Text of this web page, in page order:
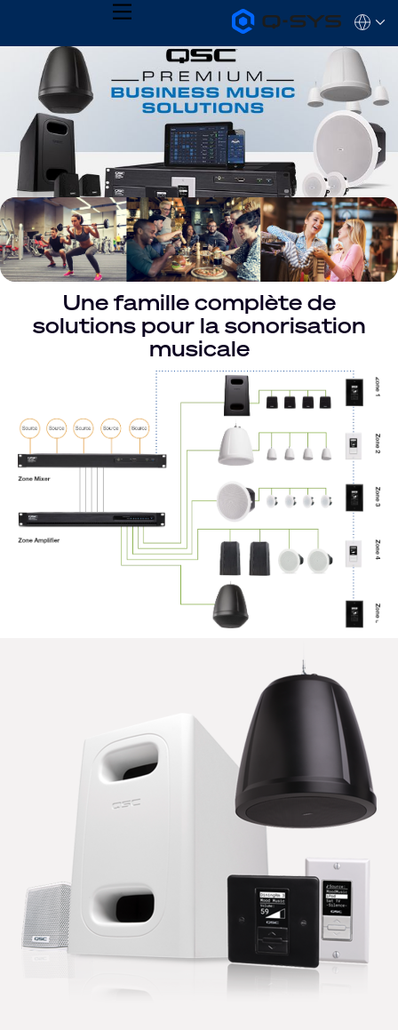
Q-
SYS
Audio
Products
Homepage
MENU
QSYS.com (English)
India (English)
Deutsch
Español
Français
한국어
Current
Slide:
Une famille complète de
solutions pour la sonorisation
musicale